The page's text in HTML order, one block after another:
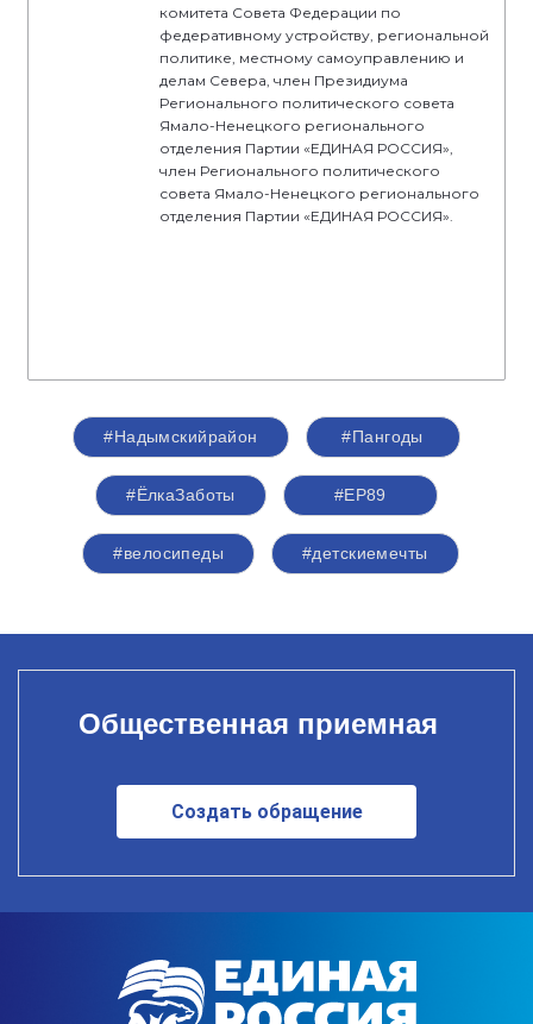
комитета Совета Федерации по
федеративному устройству, региональной
политике, местному самоуправлению и
делам Севера, член Президиума
Регионального политического совета
Ямало-Ненецкого регионального
отделения Партии «ЕДИНАЯ РОССИЯ»,
член Регионального политического
совета Ямало-Ненецкого регионального
отделения Партии «ЕДИНАЯ РОССИЯ».
#​​​​​​​Надымскийрайон #Пангоды
#ЁлкаЗаботы #ЕР89
#велосипеды #детскиемечты
Общественная приемная
Создать обращение